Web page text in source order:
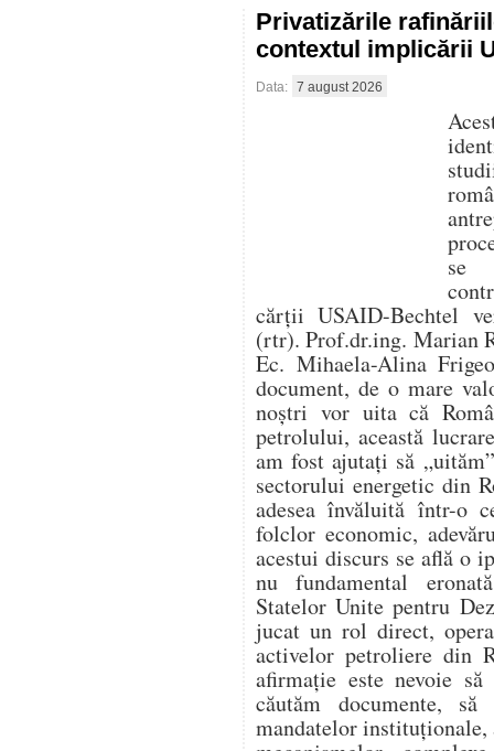
Privatizările
contextul implicării
Data: 7 august 2026
se
cărții USAID-Bechtel
(rtr). Prof.dr.ing. Marian
Ec. Mihaela-Alina
document, de o mare
noștri vor uita că
petrolului, această
am fost ajutați să
sectorului energetic din
adesea învăluită într-o
folclor economic,
acestui discurs se află o
nu fundamental
Statelor Unite pentru
jucat un rol direct,
activelor petroliere din
afirmație este nevoie
căutăm documente,
mandatelor instituționale,